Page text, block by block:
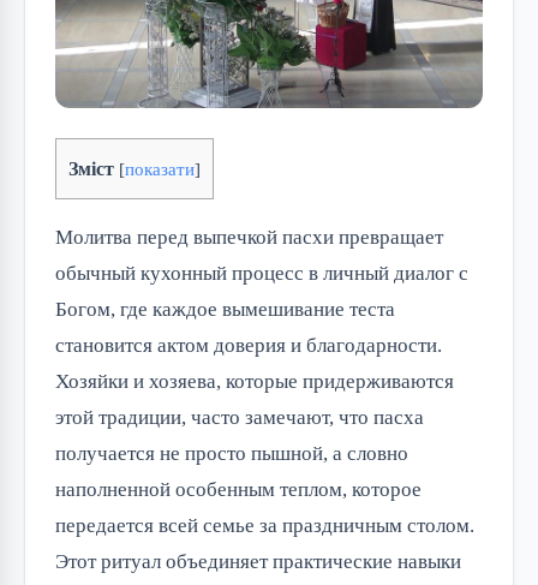
Зміст [показати]
Молитва перед выпечкой пасхи превращает
обычный кухонный процесс в личный диалог с
Богом, где каждое вымешивание теста
становится актом доверия и благодарности.
Хозяйки и хозяева, которые придерживаются
этой традиции, часто замечают, что пасха
получается не просто пышной, а словно
наполненной особенным теплом, которое
передается всей семье за праздничным столом.
Этот ритуал объединяет практические навыки